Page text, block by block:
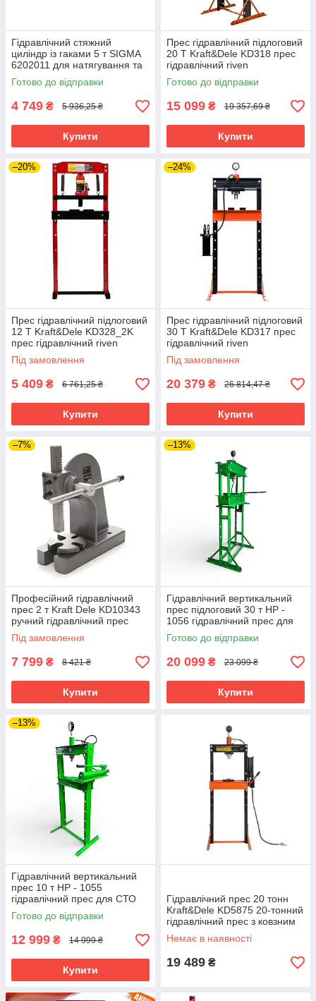
Гідравлічний стяжний
циліндр із гаками 5 т SIGMA
6202011 для натягування та
стяжки деталей
Готово до відправки
4 749 ₴ 5 936,25 ₴
Купити
Прес гідравлічний підлоговий
20 Т Kraft&Dele KD318 прес
гідравлічний riven
Готово до відправки
15 099 ₴ 19 357,69 ₴
Купити
–20%
Прес гідравлічний підлоговий
12 Т Kraft&Dele KD328_2K
прес гідравлічний riven
Під замовлення
5 409 ₴ 6 761,25 ₴
Купити
–24%
Прес гідравлічний підлоговий
30 Т Kraft&Dele KD317 прес
гідравлічний riven
Під замовлення
20 379 ₴ 26 814,47 ₴
Купити
–7%
Професійний гідравлічний
прес 2 т Kraft Dele KD10343
ручний гідравлічний прес
riven
Під замовлення
7 799 ₴ 8 421 ₴
Купити
–13%
Гідравлічний вертикальний
прес підлоговий 30 т HP -
1056 гідравлічний прес для
автосервісу та майстерні
Готово до відправки
20 099 ₴ 23 099 ₴
Купити
–13%
Гідравлічний вертикальний
прес 10 т HP - 1055
гідравлічний прес для СТО
прес гідравлічний для
майстерні
Готово до відправки
12 999 ₴ 14 999 ₴
Купити
Гідравлічний прес 20 тонн
Kraft&Dele KD5875 20-тонний
гідравлічний прес з ковзним
поршнем
Немає в наявності
19 489 ₴